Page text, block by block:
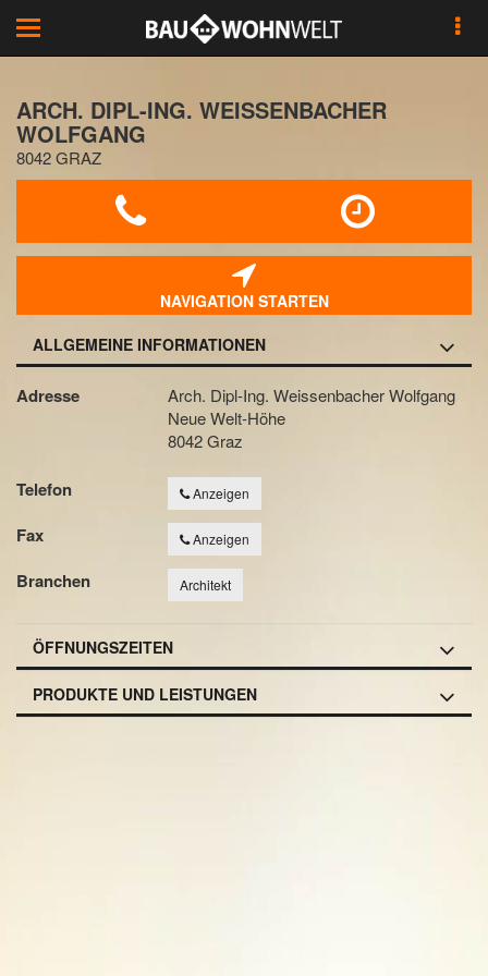
Toggle
navigation
ARCH. DIPL-ING. WEISSENBACHER
WOLFGANG
8042 GRAZ
NAVIGATION STARTEN
ALLGEMEINE INFORMATIONEN
Adresse
Arch. Dipl-Ing. Weissenbacher Wolfgang
Neue Welt-Höhe
8042 Graz
Telefon Anzeigen
Fax Anzeigen
Branchen Architekt
ÖFFNUNGSZEITEN
PRODUKTE UND LEISTUNGEN